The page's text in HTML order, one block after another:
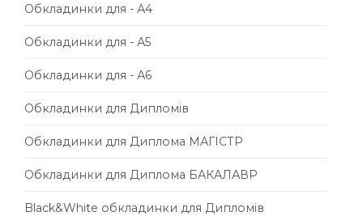
Обкладинки для - А4
Обкладинки для - А5
Обкладинки для - А6
Обкладинки для Дипломів
Обкладинки для Диплома МАГІСТР
Обкладинки для Диплома БАКАЛАВР
Black&White обкладинки для Дипломів